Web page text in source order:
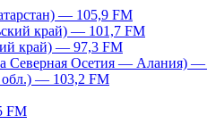
— 105,9 FM
край) — 101,7 FM
край) — 97,3 FM
Северная Осетия — Алания)
обл.) — 103,2 FM
FM